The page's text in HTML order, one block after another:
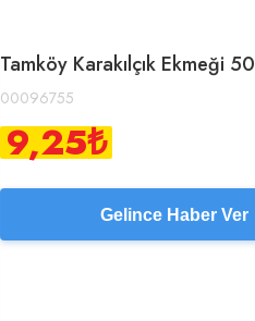
Tamköy Karakılçık Ekmeği
00096755
9,25₺
Gelince Haber Ver